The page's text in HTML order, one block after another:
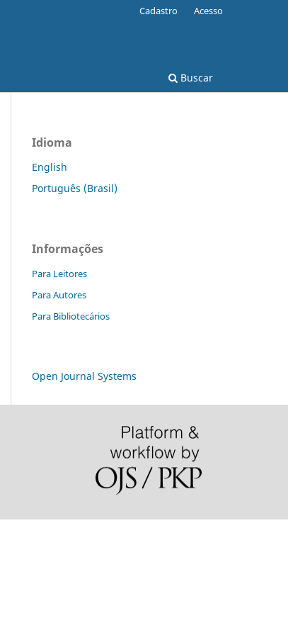
Buscar
Cadastro Acesso
Idioma
English
Português (Brasil)
Informações
Para Leitores
Para Autores
Para Bibliotecários
Open Journal Systems